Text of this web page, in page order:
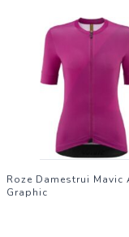
Roze Damestrui Mavic
Graphic